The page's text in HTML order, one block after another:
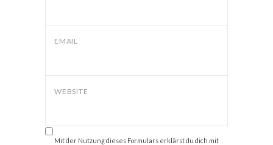
EMAIL
WEBSITE
Mit der Nutzung dieses Formulars erklärst du dich mit